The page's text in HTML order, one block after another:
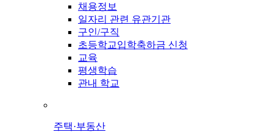
채용정보
일자리 관련 유관기관
구인/구직
초등학교입학축하금 신청
교육
평생학습
관내 학교
주택·부동산